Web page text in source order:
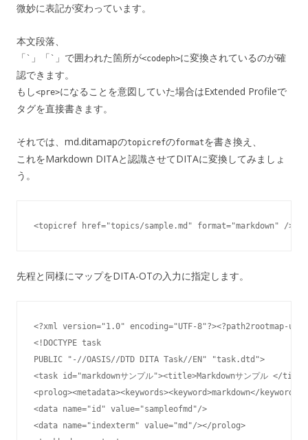
微妙に表記が変わっています。
本文段落、
「 ` 」「 ` 」で囲われた箇所が<codeph>に変換されているのが確
認できます。
もし<pre>になることを意図していた場合はExtended Profileで
タグを直接書きます。
それでは、md.ditamapのtopicrefのformatを書き換え、
これをMarkdown DITAと認識させてDITAに変換してみましょ
う。
<topicref href="topics/sample.md" format="markdown" />
先程と同様にマップをDITA-OTの入力に指定します。
<?xml version="1.0" encoding="UTF-8"?><?path2rootmap-
<!DOCTYPE task
PUBLIC "-//OASIS//DTD DITA Task//EN" "task.dtd">
<task id="markdownサンプル"><title>Markdownサンプル </
<prolog><metadata><keywords><keyword>markdown</
<data name="id" value="sampleofmd"/>
<data name="indexterm" value="md"/></prolog>